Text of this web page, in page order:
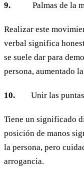
9. Palmas de la
Realizar este
verbal significa
se suele dar para
persona, aumentado
10. Unir las puntas
Tiene un significado
posición de manos
la persona, pero
arrogancia.